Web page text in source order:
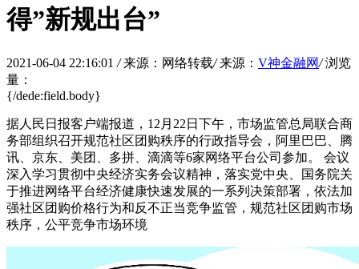
得”新规出台”
2021-06-04 22:16:01 / 来源：网络转载/ 来源： V神金融网/ 浏览
量：
{/dede:field.body}
据人民日报客户端报道，12月22日下午，市场监管总局联合商
务部组织召开规范社区团购秩序的行政指导会，阿里巴巴、腾
讯、京东、美团、多拼、滴滴等6家网络平台公司参加。 会议
深入学习贯彻中央经济实务会议精神，落实党中央、国务院关
于推进网络平台经济健康快速发展的一系列决策部署，依法加
强社区团购价格行为和反不正当竞争监管，规范社区团购市场
秩序，公平竞争市场环境